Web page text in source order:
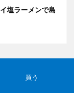
塩ラーメンで島
買う